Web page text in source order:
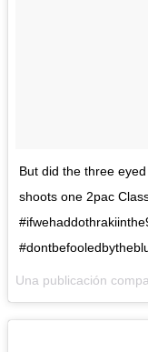
But did the three
shoots one 2pac
Una publicación